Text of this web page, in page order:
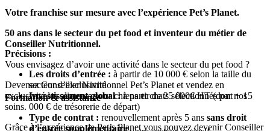
Votre franchise sur mesure avec l’expérience Pet’s Planet.
50 ans dans le secteur du pet food et inventeur du métier de
Conseiller Nutritionnel.
Vous envisagez d’avoir une activité dans le secteur du pet food ?
Devenez Conseiller Nutritionnel Pet’s Planet et vendez en
exclusivité les aliments pour chiens et chats sélectionnés par nos
soins.
Grâce à l’expérience de Pet’s Planet vous pouvez devenir Conseiller
Précisions :
Les droits d’entrée : à partir de 10 000 € selon la taille du
secteur d’exclusivité
Investissement global :à partir de 25 000€ HT (dont + 15
000 € de trésorerie de départ)
Type de contrat : renouvellement après 5 ans sans droit
d’entrée supplémentaire
Formation & assistance